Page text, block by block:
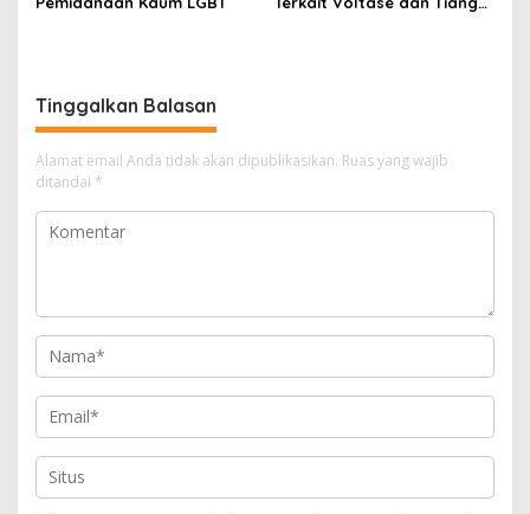
Tinggalkan Balasan
Alamat email Anda tidak akan dipublikasikan. Ruas yang wajib
ditandai *